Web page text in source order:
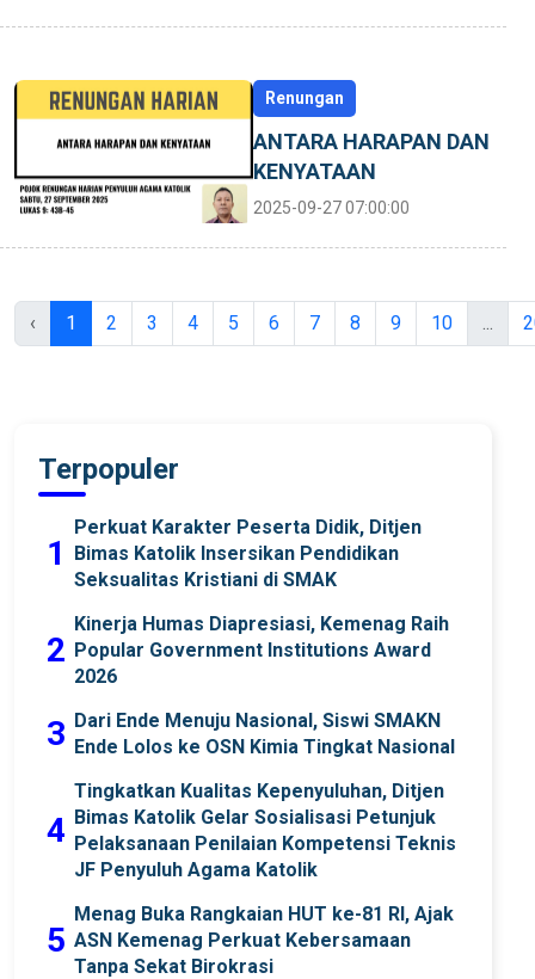
Renungan
ANTARA HARAPAN DAN
KENYATAAN
2025-09-27 07:00:00
‹ 1 2 3 4 5 6 7 8 9 10 ...
Terpopuler
1
Perkuat Karakter Peserta Didik, Ditjen
Bimas Katolik Insersikan Pendidikan
Seksualitas Kristiani di SMAK
2
Kinerja Humas Diapresiasi, Kemenag Raih
Popular Government Institutions Award
2026
3 Dari Ende Menuju Nasional, Siswi SMAKN
Ende Lolos ke OSN Kimia Tingkat Nasional
4
Tingkatkan Kualitas Kepenyuluhan, Ditjen
Bimas Katolik Gelar Sosialisasi Petunjuk
Pelaksanaan Penilaian Kompetensi Teknis
JF Penyuluh Agama Katolik
5
Menag Buka Rangkaian HUT ke-81 RI, Ajak
ASN Kemenag Perkuat Kebersamaan
Tanpa Sekat Birokrasi